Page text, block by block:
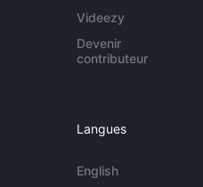
Videezy
Devenir
contributeur
Langues
English